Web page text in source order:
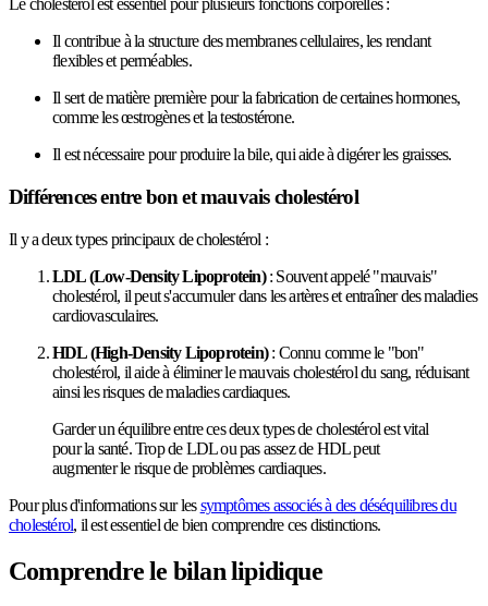
Le cholestérol est essentiel pour plusieurs fonctions corporelles :
Il contribue à la structure des membranes cellulaires, les rendant
flexibles et perméables.
Il sert de matière première pour la fabrication de certaines hormones,
comme les œstrogènes et la testostérone.
Il est nécessaire pour produire la bile, qui aide à digérer les graisses.
Différences entre bon et mauvais cholestérol
Il y a deux types principaux de cholestérol :
LDL (Low-Density Lipoprotein): Souvent appelé "mauvais"
cholestérol, il peut s'accumuler dans les artères et entraîner des maladies
cardiovasculaires.
HDL (High-Density Lipoprotein): Connu comme le "bon"
cholestérol, il aide à éliminer le mauvais cholestérol du sang, réduisant
ainsi les risques de maladies cardiaques.
Garder un équilibre entre ces deux types de cholestérol est vital
pour la santé. Trop de LDL ou pas assez de HDL peut
augmenter le risque de problèmes cardiaques.
Pour plus d'informations sur lessymptômes associés à des déséquilibres du
cholestérol, il est essentiel de bien comprendre ces distinctions.
Comprendre le bilan lipidique